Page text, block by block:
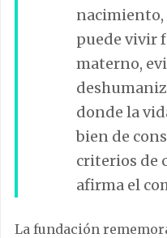
nacimiento,
puede vivir
materno,
donde la
bien de
criterios de
afirma el
La fundación